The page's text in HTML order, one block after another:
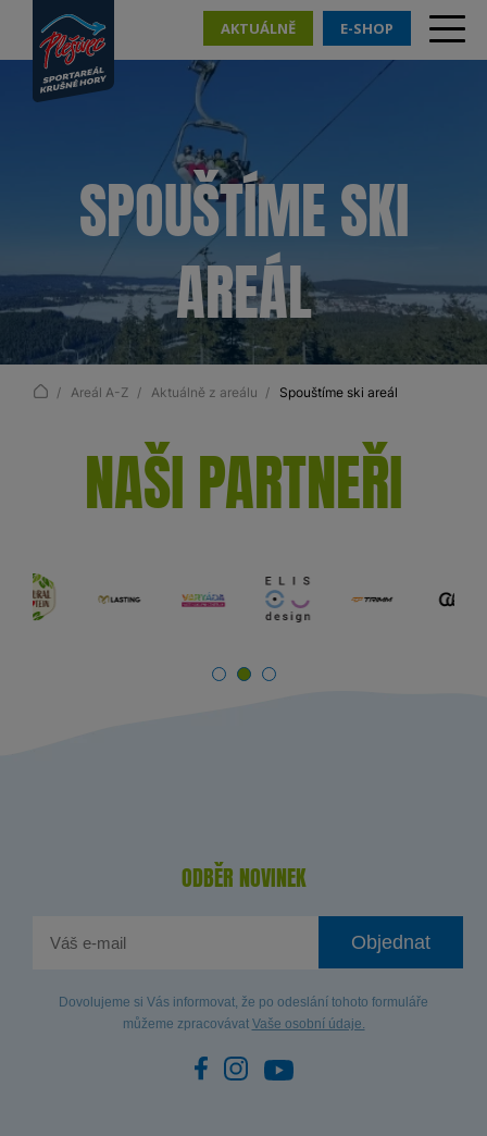
AKTUÁLNĚ E-SHOP
SPOUŠTÍME SKI
AREÁL
Areál A-Z Aktuálně z areálu Spouštíme ski areál
NAŠI PARTNEŘI
ODBĚR NOVINEK
Objednat
Dovolujeme si Vás informovat, že po odeslání tohoto formuláře
můžeme zpracovávat Vaše osobní údaje.